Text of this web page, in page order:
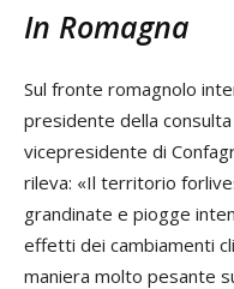
In Romagna
Sul fronte romagnolo
presidente della
vicepresidente di
rileva: «Il territorio
grandinate e piogge
effetti dei cambiamenti
maniera molto pesante